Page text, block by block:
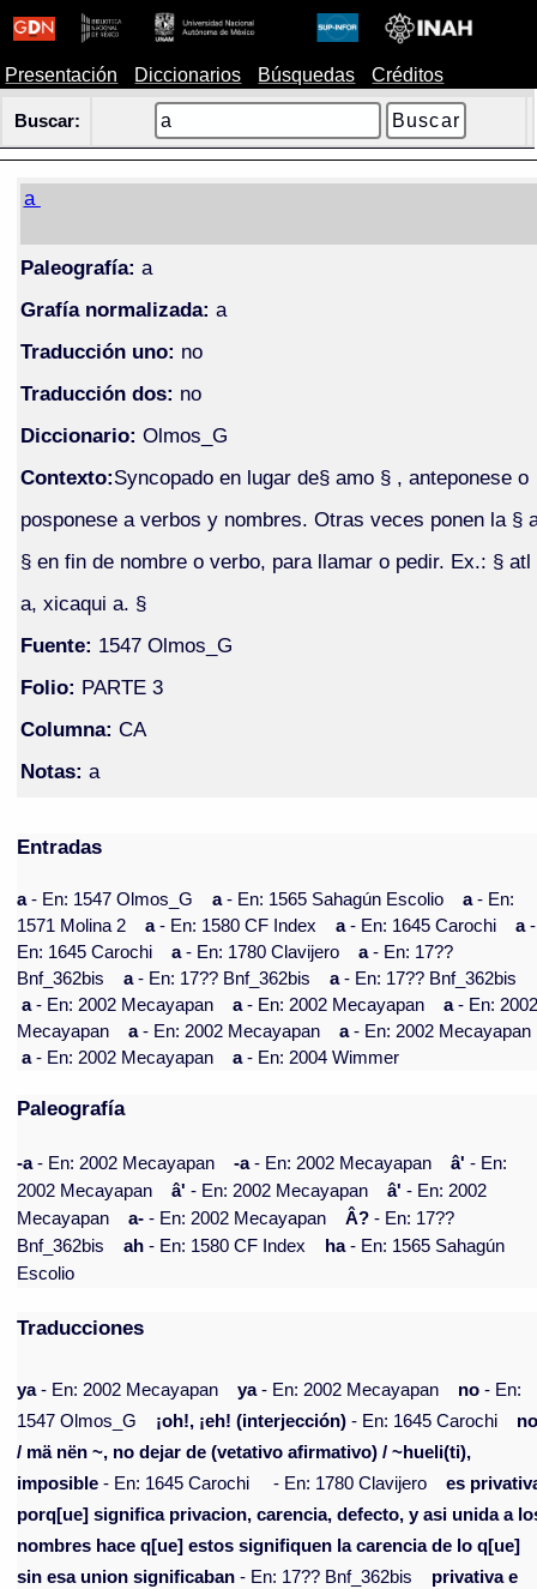
Presentación Diccionarios Búsquedas Créditos
Buscar:
a
Paleografía: a
Grafía normalizada: a
Traducción uno: no
Traducción dos: no
Diccionario: Olmos_G
Contexto:Syncopado en lugar de§ amo § , anteponese o
posponese a verbos y nombres. Otras veces ponen la §
§ en fin de nombre o verbo, para llamar o pedir. Ex.: § atl
a, xicaqui a. §
Fuente: 1547 Olmos_G
Folio: PARTE 3
Columna: CA
Notas: a
Entradas
a- En: 1547 Olmos_G a- En: 1565 Sahagún Escolio a- En:
1571 Molina 2
a- En: 1580 CF Index a- En: 1645 Carochi a-
En: 1645 Carochi
a- En: 1780 Clavijero a- En: 17??
Bnf_362bis
a- En: 17?? Bnf_362bis a- En: 17?? Bnf_362bis
a- En: 2002 Mecayapan a- En: 2002 Mecayapan a- En:
Mecayapan
a- En: 2002 Mecayapan a- En: 2002 Mecayapan
a- En: 2002 Mecayapan a- En: 2004 Wimmer
Paleografía
-a- En: 2002 Mecayapan -a- En: 2002 Mecayapan â' - En:
2002 Mecayapan
â' - En: 2002 Mecayapan â' - En: 2002
Mecayapan
a- - En: 2002 Mecayapan Â? - En: 17??
Bnf_362bis
ah - En: 1580 CF Index ha- En: 1565 Sahagún
Escolio
Traducciones
ya- En: 2002 Mecayapan ya- En: 2002 Mecayapan no - En:
1547 Olmos_G
¡oh!, ¡eh! (interjección) - En: 1645 Carochi
/ mä nën ~, no dejar de (vetativo afirmativo) / ~hueli(ti),
imposible - En: 1645 Carochi - En: 1780 Clavijero
es
porq[ue] significa privacion, carencia, defecto, y asi unida a
nombres hace q[ue] estos signifiquen la carencia de lo q[ue]
sin esa union significaban - En: 17?? Bnf_362bis
privativa e